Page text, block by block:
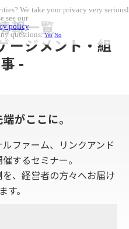
報一覧
ージメント・組
-
がここに。
ファーム、リンクアンド
するセミナー。
、経営者の方々へお届け
す。
We take your privacy very
see our
policy
questions.Yes No